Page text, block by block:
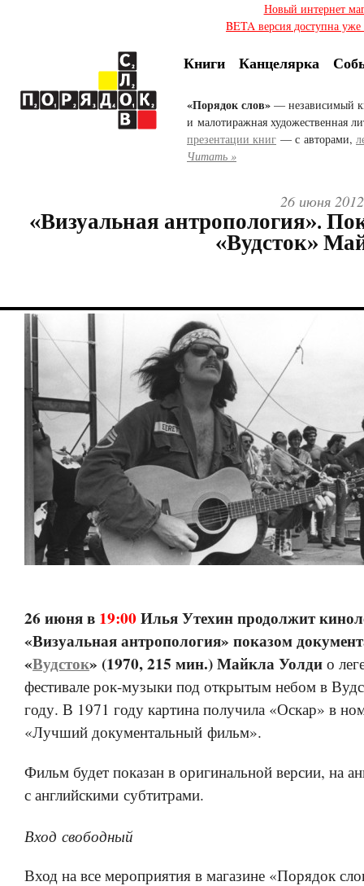
Новый интернет
BETA версия доступна
Книги Канцелярка
«Порядок слов» — независимый
и малотиражная художественная
презентации книг — с авторами,
Читать »
26 июня
«Визуальная антропология».
«Вудсток»
26 июня в 19:00Илья Утехин продолжит
«Визуальная антропология» показом
«Вудсток» (1970, 215 мин.) Майкла Уолди о
фестивале рок-музыки под открытым небом в
году. В 1971 году картина получила «Оскар» в
«Лучший документальный фильм».
Фильм будет показан в оригинальной версии, на
с английскими субтитрами.
Вход свободный
Вход на все мероприятия в магазине «Порядок